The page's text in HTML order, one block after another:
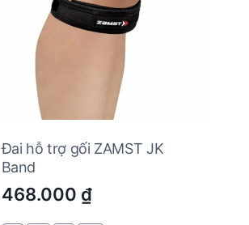
Đai hỗ trợ gối ZAMST JK
Band
468.000 ₫